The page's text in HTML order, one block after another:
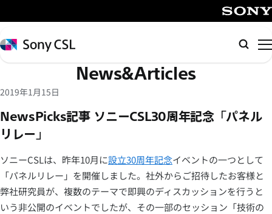
イ
ン
コ
テ
ツ
へ
キ
ッ
プ
Sony
CSL
検
索
News&Articles
2019年1月15日
NewsPicks記事 ソニーCSL30周年記念「パネル
リレー」
ソニーCSLは、昨年10月に設立30周年記念イベントの一つとして
「パネルリレー」を開催しました。社外からご招待したお客様と
弊社研究員が、複数のテーマで即興のディスカッションを行うと
いう非公開のイベントでしたが、その一部のセッション「技術の